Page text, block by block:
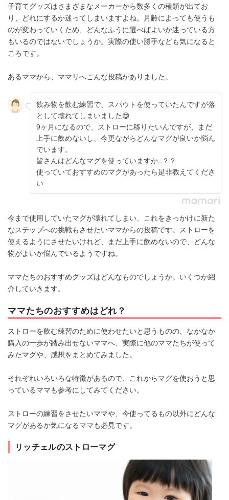
子育てグッズはさまざまなメーカーから数多くの種類が出てお
り、どれにするか迷ってしまいますよね。月齢によっても使うも
のが変わっていくため、どんなふうに選べばよいか迷っている方
もいるのではないでしょうか。実際の使い勝手なども気になると
ころです。
あるママから、ママリへこんな投稿がありました。
飲み物を飲む練習で、スパウトを使っていたんですが落
として壊れてしまいました😅
9ヶ月になるので、ストローに移りたいんですが、まだ
上手に飲めないし、今更ながらどんなマグが良いか悩ん
でいます。
皆さんはどんなマグを使っていますか..？？
使っていておすすめのマグがあったら是非教えてくださ
い
今まで使用していたマグが壊れてしまい、これをきっかけに新た
なステップへの挑戦もさせたいママからの投稿です。ストローを
使えるようにさせたいけれど、まだ上手に飲めないので、どんな
物がよいか悩んでいるようですね。
ママたちのおすすめグッズはどんなものでしょうか。いくつか紹
介していきます。
ママたちのおすすめはどれ？
ストローを飲む練習のために使わせたいと思うものの、なかなか
購入の一歩が踏み出せないママへ、実際に他のママたちが使って
みたマグや、感想をまとめてみました。
それぞれいろいろな特徴があるので、これからマグを使おうと思
っているママも参考にしてみてください。
ストローの練習をさせたいママや、今使ってるもの以外にどんな
マグがあるか気になるママも必見です。
リッチェルのストローマグ